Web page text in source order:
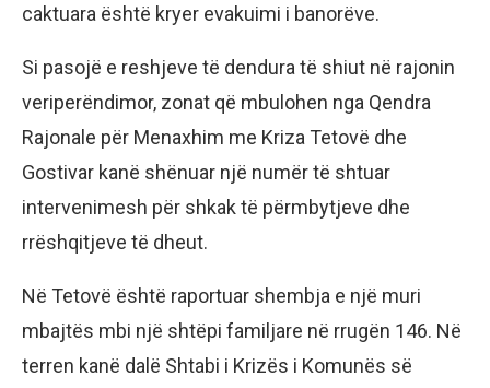
caktuara është kryer evakuimi i banorëve.
Si pasojë e reshjeve të dendura të shiut në rajonin
veriperëndimor, zonat që mbulohen nga Qendra
Rajonale për Menaxhim me Kriza Tetovë dhe
Gostivar kanë shënuar një numër të shtuar
intervenimesh për shkak të përmbytjeve dhe
rrëshqitjeve të dheut.
Në Tetovë është raportuar shembja e një muri
mbajtës mbi një shtëpi familjare në rrugën 146. Në
terren kanë dalë Shtabi i Krizës i Komunës së